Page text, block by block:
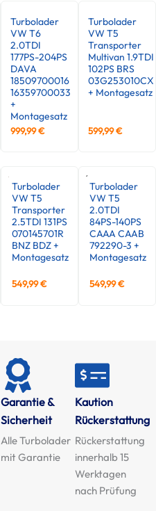
Turbolader
VW T6
2.0TDI
177PS-204PS
DAVA
18509700016
16359700033
+
Montagesatz
999,99€
Turbolader
VW T5
Transporter
Multivan 1.9TDI
102PS BRS
03G253010CX
+ Montagesatz
599,99€
Turbolader
VW T5
Transporter
2.5TDI 131PS
070145701R
BNZ BDZ +
Montagesatz
549,99€
Turbolader
VW T5
2.0TDI
84PS-140PS
CAAA CAAB
792290-3 +
Montagesatz
549,99€
Garantie &
Sicherheit
Alle Turbolader
mit Garantie
Kaution
Rückerstattung
Rückerstattung
innerhalb 15
Werktagen
nach Prüfung